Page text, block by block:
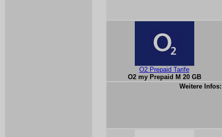
O2 Prepaid Tarife
O2 my Prepaid M 20 GB
Weitere Infos: